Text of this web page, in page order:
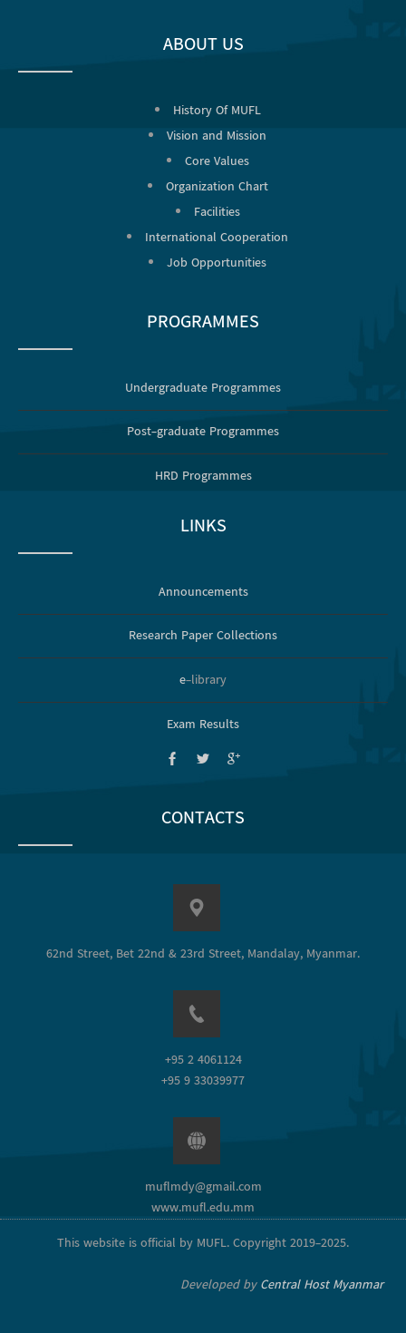
ABOUT US
History Of MUFL
Vision and Mission
Core Values
Organization Chart
Facilities
International Cooperation
Job Opportunities
PROGRAMMES
Undergraduate Programmes
Post-graduate Programmes
HRD Programmes
LINKS
Announcements
Research Paper Collections
e-library
Exam Results
CONTACTS
62nd Street, Bet 22nd & 23rd Street, Mandalay, Myanmar.
+95 2 4061124
+95 9 33039977
muflmdy@gmail.com
www.mufl.edu.mm
This website is official by MUFL. Copyright 2019-2025.
Developed byCentral Host Myanmar